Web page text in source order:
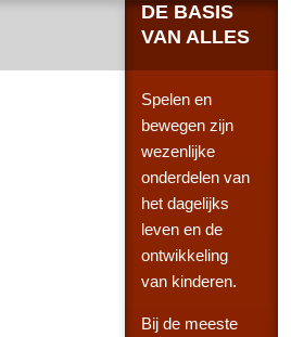
DE BASIS
VAN ALLES
Spelen en
bewegen zijn
wezenlijke
onderdelen van
het dagelijks
leven en de
ontwikkeling
van kinderen.
Bij de meeste